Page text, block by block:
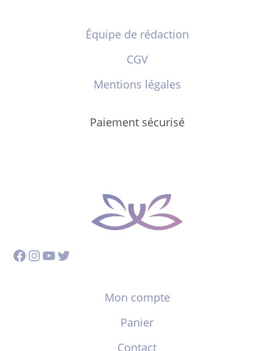
Équipe de rédaction
CGV
Mentions légales
Paiement sécurisé
Facebook
Instagram
YouTube
Twitter
Mon compte
Panier
Contact